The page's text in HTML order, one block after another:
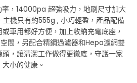
，14000pa 超強吸力，地刷尺寸加大
機只有約555g , 小巧輕盈，產品配備
車用都好方便，加上收納充電底座，
間，另配合精鋼過濾器和Hepa濾網雙
，讓清潔工作做得更徹底，守護一家
大小的健康。